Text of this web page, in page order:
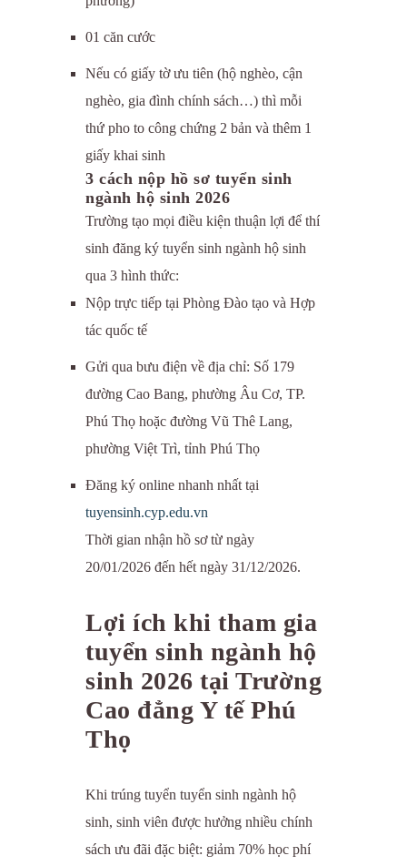
01 căn cước
Nếu có giấy tờ ưu tiên (hộ nghèo, cận
nghèo, gia đình chính sách…) thì mỗi
thứ pho to công chứng 2 bản và thêm 1
giấy khai sinh
3 cách nộp hồ sơ tuyển sinh
ngành hộ sinh 2026
Trường tạo mọi điều kiện thuận lợi để thí
sinh đăng ký tuyển sinh ngành hộ sinh
qua 3 hình thức:
Nộp trực tiếp tại Phòng Đào tạo và Hợp
tác quốc tế
Gửi qua bưu điện về địa chỉ: Số 179
đường Cao Bang, phường Âu Cơ, TP.
Phú Thọ hoặc đường Vũ Thê Lang,
phường Việt Trì, tỉnh Phú Thọ
Đăng ký online nhanh nhất tại
tuyensinh.cyp.edu.vn
Thời gian nhận hồ sơ từ ngày
20/01/2026 đến hết ngày 31/12/2026.
Lợi ích khi tham gia
tuyển sinh ngành hộ
sinh 2026 tại Trường
Cao đẳng Y tế Phú
Thọ
Khi trúng tuyển tuyển sinh ngành hộ
sinh, sinh viên được hưởng nhiều chính
sách ưu đãi đặc biệt: giảm 70% học phí